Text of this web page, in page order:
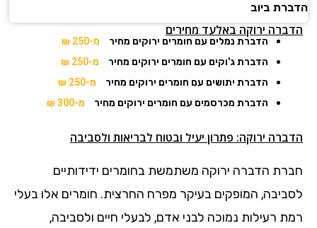
הדברת ביוב
הדברה ירוקה באלעד מחירים
הדברת נמלים עם חומרים ירוקים מחיר
מ-250 ₪
הדברת ג'וקים עם חומרים ירוקים מחיר
מ-250 ₪
הדברת יתושים עם חומרים ירוקים מחיר
מ-250 ₪
הדברת מכרסמים עם חומרים ירוקים מחיר
מ-300 ₪
הדברה ירוקה: פתרון יעיל ובטוח לבריאות ולסביבה
חברת הדברה ירוקה משתמשת בחומרים ידידותיים
לסביבה, המופקים בעיקר מפרח החרצית. חומרים אלו בעלי
רמת רעילות נמוכה לבני אדם, לבעלי חיים ולסביבה,